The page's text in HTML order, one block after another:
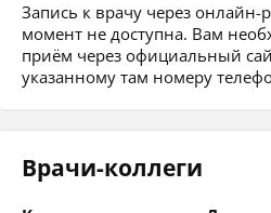
Запись к врачу через онлайн-
момент не доступна. Вам
приём через официальный
указанному там номеру
Врачи-коллеги